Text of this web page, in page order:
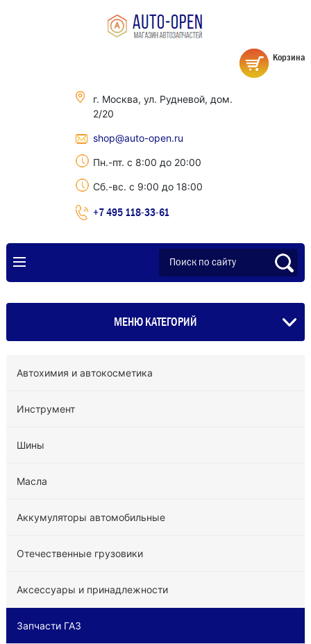
г. Москва, ул. Рудневой, дом.
2/20
shop@auto-open.ru
Пн.-пт. с 8:00 до 20:00
Сб.-вс. с 9:00 до 18:00
+7 495 118-33-61
Корзина
МЕНЮ КАТЕГОРИЙ
Автохимия и автокосметика
Инструмент
Шины
Масла
Аккумуляторы автомобильные
Отечественные грузовики
Аксессуары и принадлежности
Запчасти ГАЗ